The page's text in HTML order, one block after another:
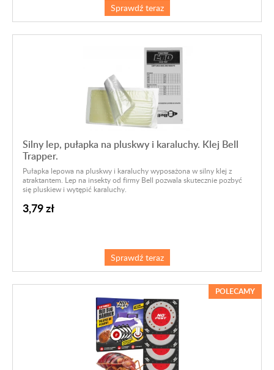
Sprawdź teraz
Silny lep, pułapka na pluskwy i karaluchy. Klej Bell
Trapper.
Pułapka lepowa na pluskwy i karaluchy wyposażona w silny klej z
atraktantem. Lep na insekty od firmy Bell pozwala skutecznie pozbyć
się pluskiew i wytępić karaluchy.
3,79 zł
Sprawdź teraz
POLECAMY